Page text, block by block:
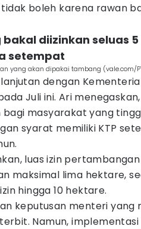
boleh karena rawan
bakal diizinkan seluas
setempat
yang akan dipakai tambang (vale.com/
dengan
Juli ini. Ari
masyarakat yang
syarat memiliki KTP
luas izin
maksimal lima hektare,
hingga 10 hektare.
keputusan menteri yang
Namun,